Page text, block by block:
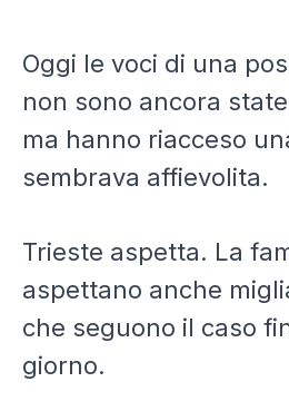
Oggi le voci di una
non sono ancora
ma hanno riacceso
sembrava affievolita.
Trieste aspetta. La
aspettano anche
che seguono il caso
giorno.